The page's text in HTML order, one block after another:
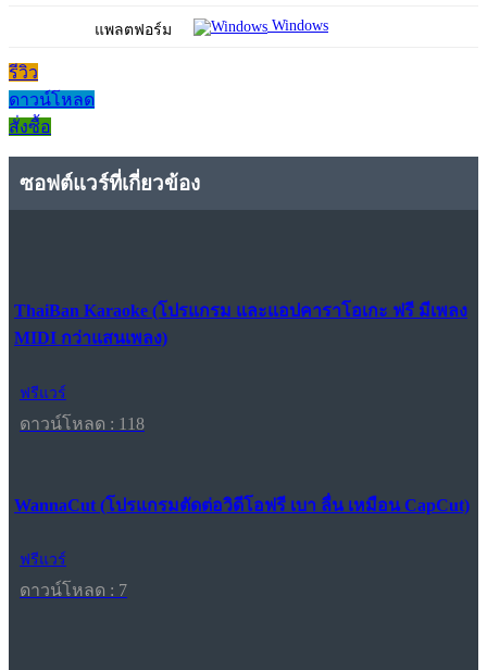
แพลตฟอร์ม Windows
รีวิว
ดาวน์โหลด
สั่งซื้อ
ซอฟต์แวร์ที่เกี่ยวข้อง
ThaiBan Karaoke (โปรแกรม และแอปคาราโอเกะ ฟรี มีเพลง
MIDI กว่าแสนเพลง)
ฟรีแวร์
ดาวน์โหลด : 118
WannaCut (โปรแกรมตัดต่อวิดีโอฟรี เบา ลื่น เหมือน CapCut)
ฟรีแวร์
ดาวน์โหลด : 7